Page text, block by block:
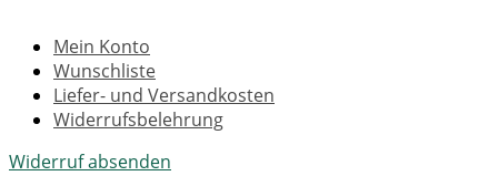
Mein Konto
Wunschliste
Liefer- und Versandkosten
Widerrufsbelehrung
Widerruf absenden